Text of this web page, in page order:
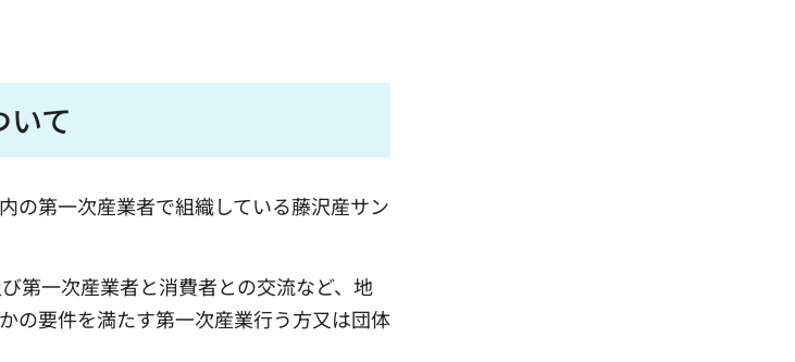
て
の第一次産業者で組織している藤沢産サン
第一次産業者と消費者との交流など、地
の要件を満たす第一次産業行う方又は団体